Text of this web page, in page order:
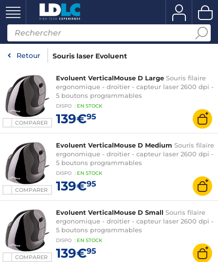
Retour Souris laser Evoluent
COMPARER
Evoluent VerticalMouse D Large Souris filaire
ergonomique - droitier - capteur laser 2600 dpi -
5 boutons programmables
DISPO : EN STOCK
139€95
COMPARER
Evoluent VerticalMouse D Medium Souris filaire
ergonomique - droitier - capteur laser 2600 dpi -
5 boutons programmables
DISPO : EN STOCK
139€95
COMPARER
Evoluent VerticalMouse D Small Souris filaire
ergonomique - droitier - capteur laser 2600 dpi -
5 boutons programmables
DISPO : EN STOCK
139€95